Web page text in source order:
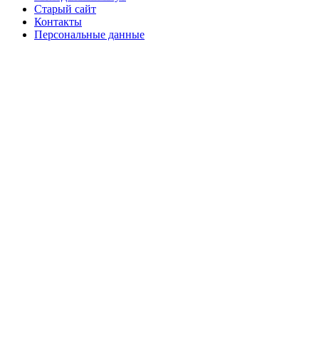
Старый сайт
Контакты
Персональные данные